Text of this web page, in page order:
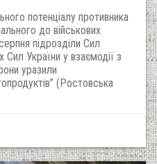
потенціалу противника
до військових
підрозділи Сил
України у взаємодії з
уразили
(Ростовська